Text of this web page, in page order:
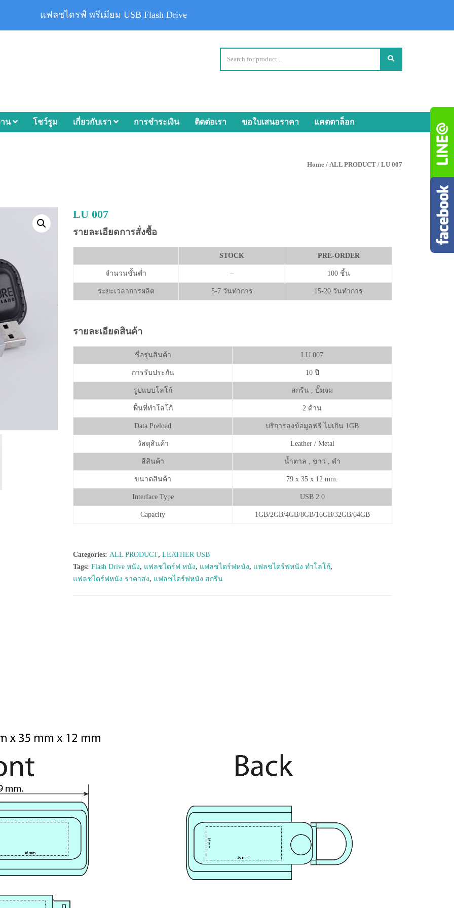
น โชว์รูม เกี่ยวกับเรา การชำระเงิน ติดต่อเรา ขอใบเสนอราคา แคตตาล็อก
Home / ALL PRODUCT / LU 007
LU 007
รายละเอียดการสั่งซื้อ
STOCK PRE-ORDER
จำนวนขั้นต่ำ – 100 ชิ้น
ระยะเวลาการผลิต 5-7 วันทำการ 15-20 วันทำการ
รายละเอียดสินค้า
ชื่อรุ่นสินค้า LU 007
การรับประกัน 10 ปี
รูปแบบโลโก้ สกรีน , ปั๊มจม
พื้นที่ทำโลโก้ 2 ด้าน
Data Preload บริการลงข้อมูลฟรี ไม่เกิน 1GB
วัสดุสินค้า Leather / Metal
สีสินค้า น้ำตาล , ขาว , ดำ
ขนาดสินค้า 79 x 35 x 12 mm.
Interface Type USB 2.0
Capacity 1GB/2GB/4GB/8GB/16GB/32GB/64GB
Categories: ALL PRODUCT, LEATHER USB
Tags: Flash Drive หนัง, แฟลชไดร์ฟ หนัง, แฟลชไดร์ฟหนัง, แฟลชไดร์ฟหนัง ทำโลโก้,
แฟลชไดร์ฟหนัง ราคาส่ง, แฟลชไดร์ฟหนัง สกรีน
แฟลชไดรฟ์ พรีเมียม USB Flash Drive